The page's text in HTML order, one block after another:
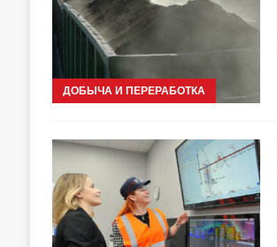
ДОБЫЧА И ПЕРЕРАБОТКА